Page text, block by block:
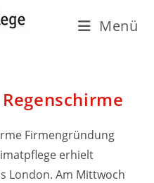
Menü
Firmengründung
erhielt
London. Am Mittwoch